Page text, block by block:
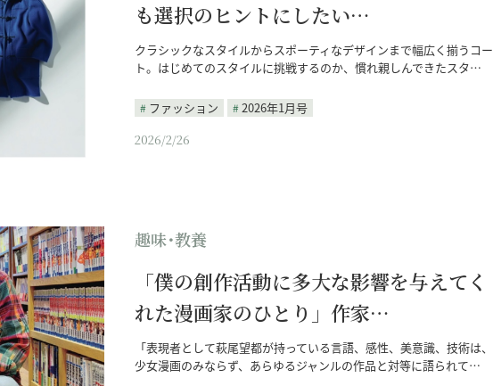
も選択のヒントにしたい…
クラシックなスタイルからスポーティなデザインまで幅広く揃うコー
ト。はじめてのスタイルに挑戦するのか、慣れ親しんできたスタ…
ファッション
2026年1月号
2026/2/26
趣味･教養
「僕の創作活動に多大な影響を与えてく
れた漫画家のひとり」作家…
「表現者として萩尾望都が持っている言語、感性、美意識、技術は、
少女漫画のみならず、あらゆるジャンルの作品と対等に語られて…